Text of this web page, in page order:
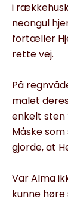
i
neongul
fortæller
rette vej.
På
malet
enkelt sten
Måske
gjorde, at
Var Alma
kunne